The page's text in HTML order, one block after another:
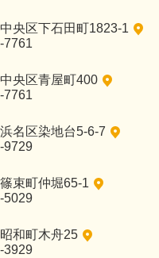
央区下石田町1823-1
7761
央区青屋町400
7761
名区染地台5-6-7
9729
束町仲堀65-1
5029
和町木舟25
3929